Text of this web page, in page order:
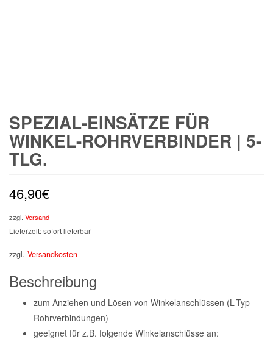
SPEZIAL-EINSÄTZE FÜR
WINKEL-ROHRVERBINDER | 5-
TLG.
46,90€
zzgl. Versand
Lieferzeit: sofort lieferbar
zzgl. Versandkosten
Beschreibung
zum Anziehen und Lösen von Winkelanschlüssen (L-Typ
Rohrverbindungen)
geeignet für z.B. folgende Winkelanschlüsse an: